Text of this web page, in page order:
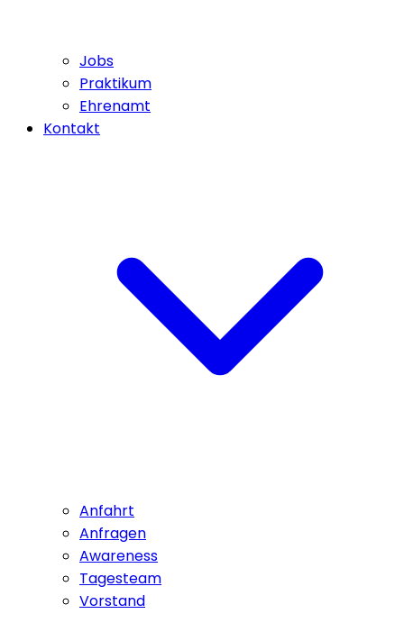
Jobs
Praktikum
Ehrenamt
Kontakt
Anfahrt
Anfragen
Awareness
Tagesteam
Vorstand